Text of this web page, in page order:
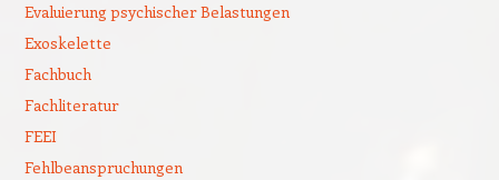
Evaluierung psychischer Belastungen
Exoskelette
Fachbuch
Fachliteratur
FEEI
Fehlbeanspruchungen